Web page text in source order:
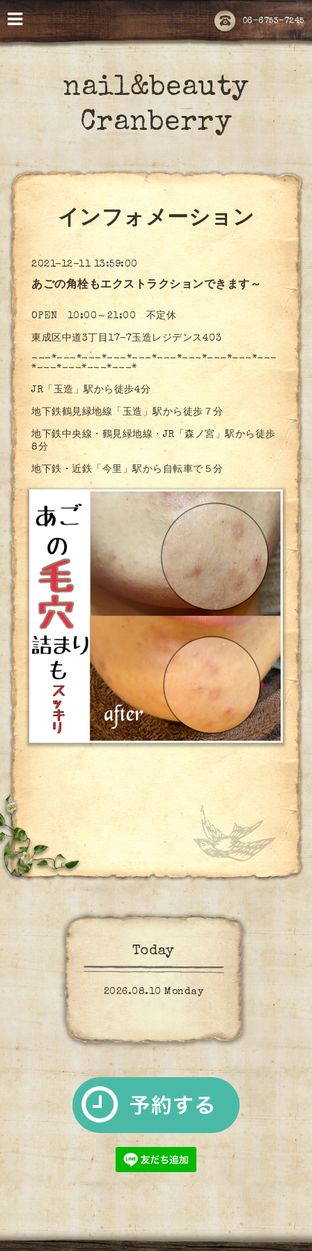
06-6753-7245
nail&beauty
Cranberry
インフォメーション
2021-12-11 13:59:00
あごの角栓もエクストラクションできます～
OPEN 10:00～21:00 不定休
東成区中道3丁目17-7玉造レジデンス403
---*---*---*---*---*---*---*---*---*---
*---*---*---*---*
JR「玉造」駅から徒歩4分
地下鉄鶴見緑地線「玉造」駅から徒歩７分
地下鉄中央線・鶴見緑地線・JR「森ノ宮」駅から徒歩
8分
地下鉄・近鉄「今里」駅から自転車で５分
Today
2026.08.10 Monday